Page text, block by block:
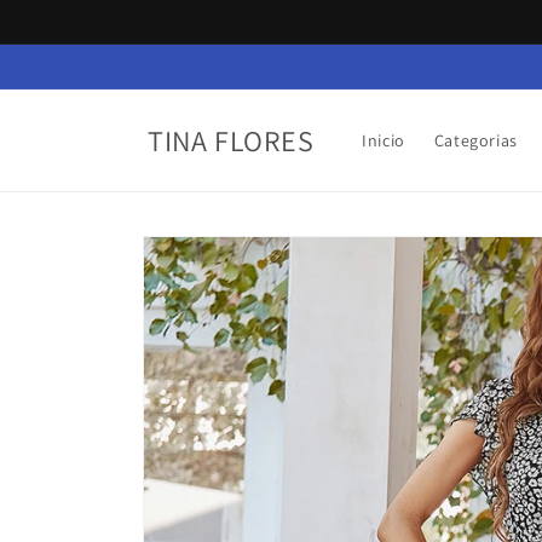
al contenido
TINA FLORES Inicio Categorias
directamente
a la
información
del producto